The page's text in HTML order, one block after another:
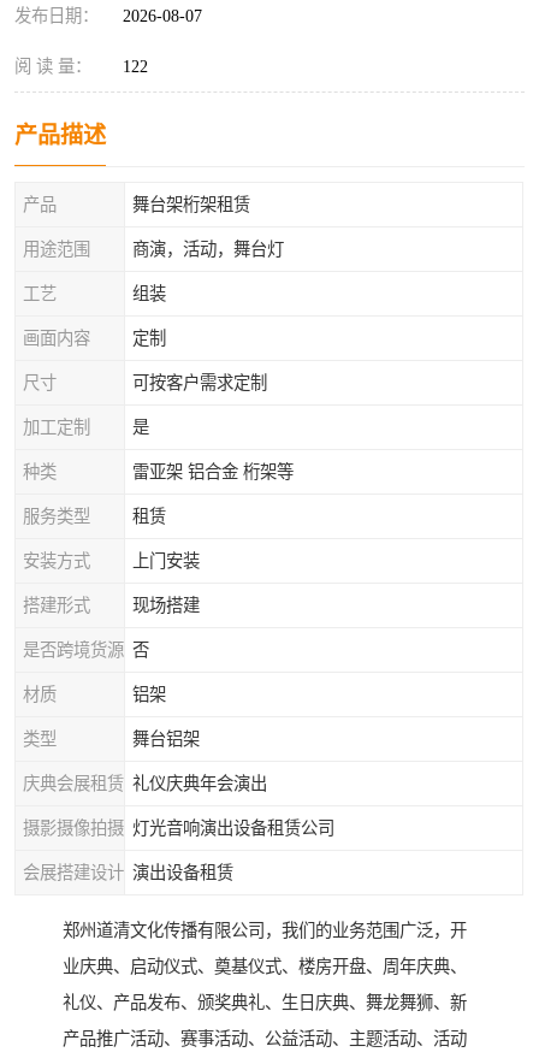
发布日期： 2026-08-07
阅 读 量： 122
产品描述
产品 舞台架桁架租赁
用途范围 商演，活动，舞台灯
工艺 组装
画面内容 定制
尺寸 可按客户需求定制
加工定制 是
种类 雷亚架 铝合金 桁架等
服务类型 租赁
安装方式 上门安装
搭建形式 现场搭建
是否跨境货源 否
材质 铝架
类型 舞台铝架
庆典会展租赁 礼仪庆典年会演出
摄影摄像拍摄 灯光音响演出设备租赁公司
会展搭建设计 演出设备租赁
郑州道清文化传播有限公司，我们的业务范围广泛，开
业庆典、启动仪式、奠基仪式、楼房开盘、周年庆典、
礼仪、产品发布、颁奖典礼、生日庆典、舞龙舞狮、新
产品推广活动、赛事活动、公益活动、主题活动、活动